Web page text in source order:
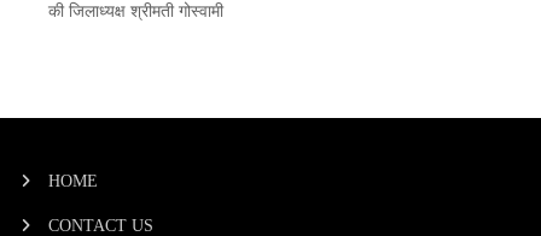
की जिलाध्यक्ष श्रीमती गोस्वामी
HOME
CONTACT US